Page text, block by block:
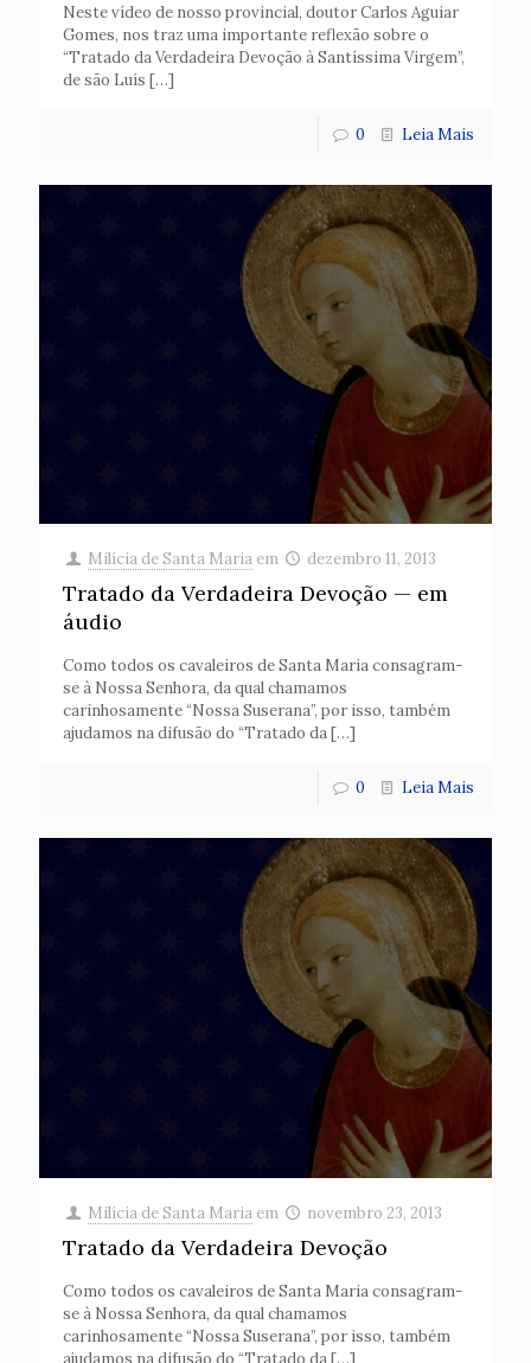
Neste vídeo de nosso provincial, doutor Carlos Aguiar
Gomes, nos traz uma importante reflexão sobre o
“Tratado da Verdadeira Devoção à Santíssima Virgem”,
de são Luís […]
0 Leia Mais
Milícia de Santa Maria em dezembro 11, 2013
Tratado da Verdadeira Devoção — em
áudio
Como todos os cavaleiros de Santa Maria consagram-
se à Nossa Senhora, da qual chamamos
carinhosamente “Nossa Suserana”, por isso, também
ajudamos na difusão do “Tratado da […]
0 Leia Mais
Milícia de Santa Maria em novembro 23, 2013
Tratado da Verdadeira Devoção
Como todos os cavaleiros de Santa Maria consagram-
se à Nossa Senhora, da qual chamamos
carinhosamente “Nossa Suserana”, por isso, também